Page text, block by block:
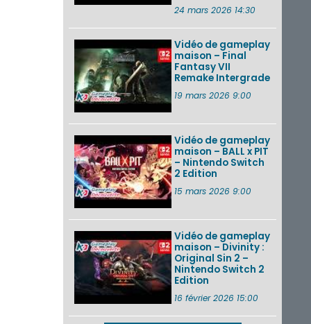
24 mars 2026 14:30
Vidéo de gameplay
maison – Final
Fantasy VII
Remake Intergrade
19 mars 2026 9:00
Vidéo de gameplay
maison – BALL x PIT
– Nintendo Switch
2 Edition
15 mars 2026 9:00
Vidéo de gameplay
maison – Divinity :
Original Sin 2 –
Nintendo Switch 2
Edition
16 février 2026 15:00